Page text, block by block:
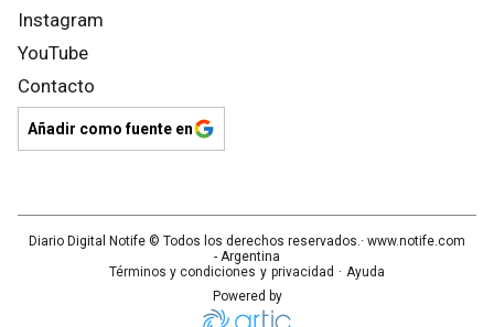
Instagram
YouTube
Contacto
Añadir como fuente en
Diario Digital Notife © Todos los derechos reservados.· www.notife.com
- Argentina
Términos y condiciones y privacidad · Ayuda
Powered by